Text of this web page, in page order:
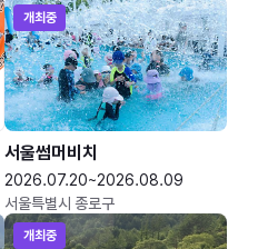
개최중
서울썸머비치
2026.07.20~2026.08.09
서울특별시 종로구
개최중